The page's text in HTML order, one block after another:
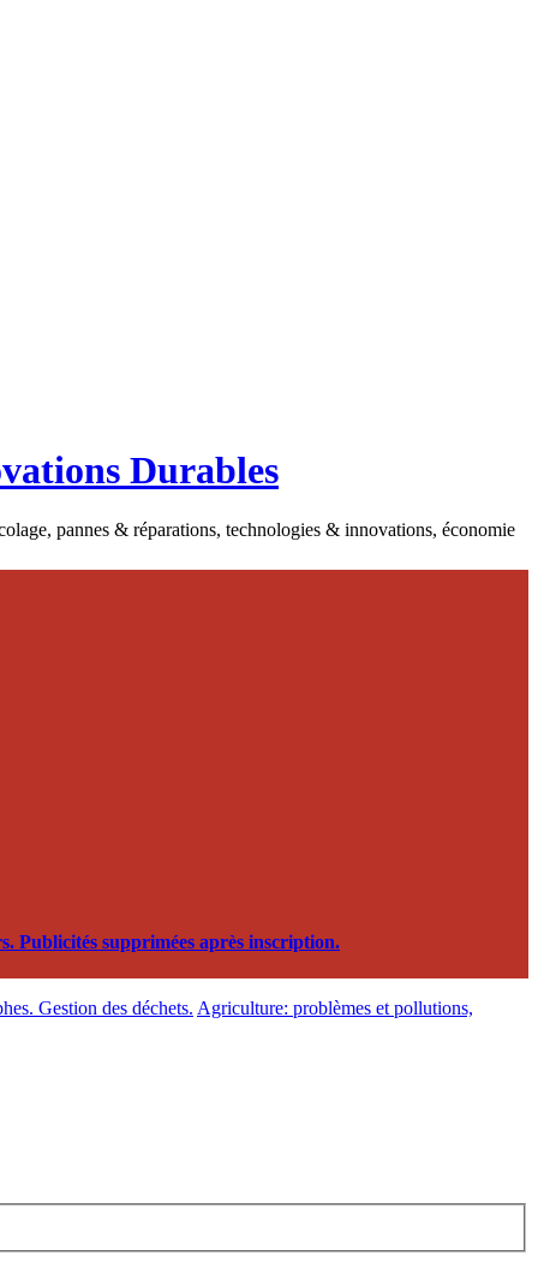
Durables
pannes & réparations, technologies & innovations, économie
Publicités supprimées après inscription.
Gestion des déchets. Agriculture: problèmes et pollutions,